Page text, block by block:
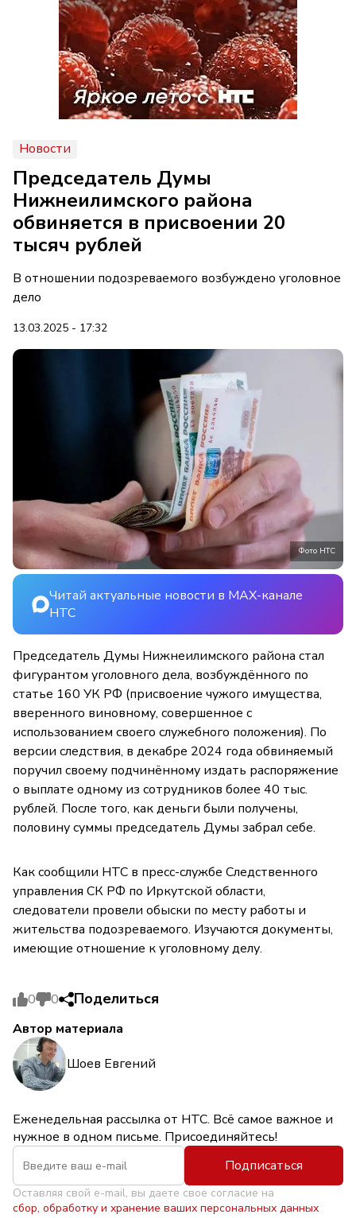
Новости
Председатель Думы
Нижнеилимского района
обвиняется в присвоении 20
тысяч рублей
В отношении подозреваемого возбуждено уголовное
дело
13.03.2025 - 17:32
Фото НТС
Читай актуальные новости в MAX-канале
НТС
Председатель Думы Нижнеилимского района стал
фигурантом уголовного дела, возбуждённого по
статье 160 УК РФ (присвоение чужого имущества,
вверенного виновному, совершенное с
использованием своего служебного положения). По
версии следствия, в декабре 2024 года обвиняемый
поручил своему подчинённому издать распоряжение
о выплате одному из сотрудников более 40 тыс.
рублей. После того, как деньги были получены,
половину суммы председатель Думы забрал себе.
Как сообщили НТС в пресс-службе Следственного
управления СК РФ по Иркутской области,
следователи провели обыски по месту работы и
жительства подозреваемого. Изучаются документы,
имеющие отношение к уголовному делу.
0 0 Поделиться
Автор материала
Шоев Евгений
Еженедельная рассылка от НТС. Всё самое важное и
нужное в одном письме. Присоединяйтесь!
Подписаться
Оставляя свой e-mail, вы даете свое согласие на
сбор, обработку и хранение ваших персональных данных